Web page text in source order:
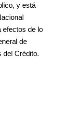
y está
efectos de lo
de
del Crédito.